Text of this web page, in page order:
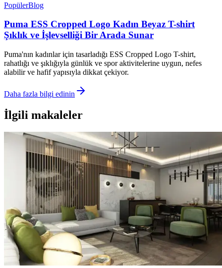
PopülerBlog
Puma ESS Cropped Logo Kadın Beyaz T-shirt
Şıklık ve İşlevselliği Bir Arada Sunar
Puma'nın kadınlar için tasarladığı ESS Cropped Logo T-shirt,
rahatlığı ve şıklığıyla günlük ve spor aktivitelerine uygun, nefes
alabilir ve hafif yapısıyla dikkat çekiyor.
Daha fazla bilgi edinin
İlgili makaleler